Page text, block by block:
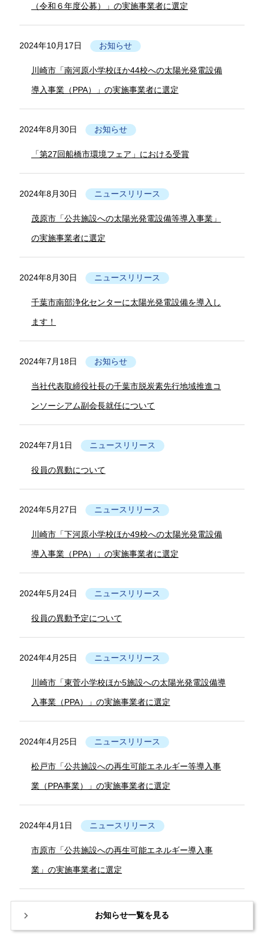
（令和６年度公募）」の実施事業者に選定
2024年10月17日 お知らせ
川崎市「南河原小学校ほか44校への太陽光発電設備
導入事業（PPA）」の実施事業者に選定
2024年8月30日 お知らせ
「第27回船橋市環境フェア」における受賞
2024年8月30日 ニュースリリース
茂原市「公共施設への太陽光発電設備等導入事業」
の実施事業者に選定
2024年8月30日 ニュースリリース
千葉市南部浄化センターに太陽光発電設備を導入し
ます！
2024年7月18日 お知らせ
当社代表取締役社長の千葉市脱炭素先行地域推進コ
ンソーシアム副会長就任について
2024年7月1日 ニュースリリース
役員の異動について
2024年5月27日 ニュースリリース
川崎市「下河原小学校ほか49校への太陽光発電設備
導入事業（PPA）」の実施事業者に選定
2024年5月24日 ニュースリリース
役員の異動予定について
2024年4月25日 ニュースリリース
川崎市「東菅小学校ほか5施設への太陽光発電設備導
入事業（PPA）」の実施事業者に選定
2024年4月25日 ニュースリリース
松戸市「公共施設への再生可能エネルギー等導入事
業（PPA事業）」の実施事業者に選定
2024年4月1日 ニュースリリース
市原市「公共施設への再生可能エネルギー導入事
業」の実施事業者に選定
お知らせ一覧を見る